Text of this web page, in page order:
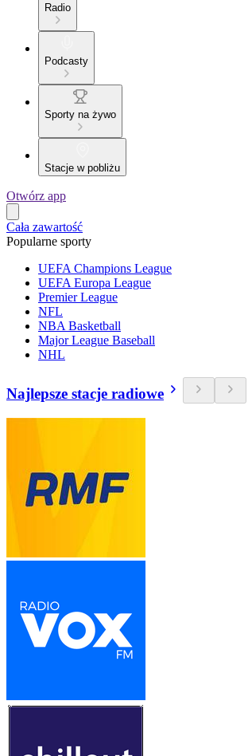
Radio
Podcasty
Sporty na żywo
Stacje w pobliżu
Otwórz app
Cała zawartość
Popularne sporty
UEFA Champions League
UEFA Europa League
Premier League
NFL
NBA Basketball
Major League Baseball
NHL
Najlepsze stacje radiowe